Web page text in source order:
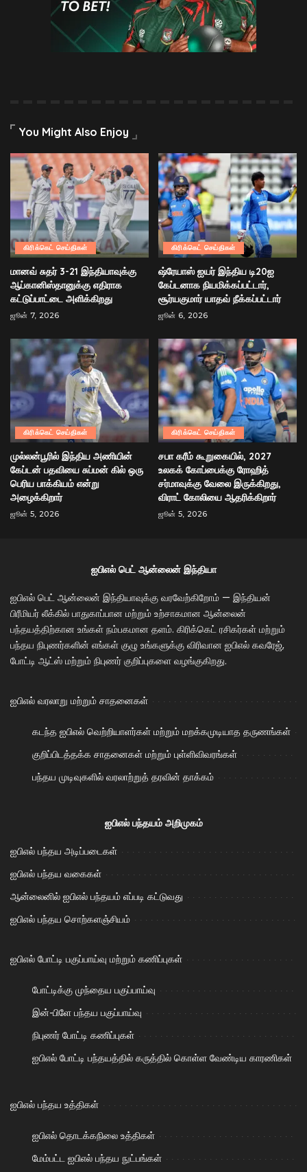
You Might Also Enjoy
கிரிக்கெட் செய்திகள்
மானவ் சுதர் 3-21 இந்தியாவுக்கு
ஆப்கானிஸ்தானுக்கு எதிராக
கட்டுப்பாட்டை அளிக்கிறது
ஜூன் 7, 2026
கிரிக்கெட் செய்திகள்
ஷ்ரேயாஸ் ஐயர் இந்திய டி20ஐ
கேப்டனாக நியமிக்கப்பட்டார்,
சூர்யகுமார் யாதவ் நீக்கப்பட்டார்
ஜூன் 6, 2026
கிரிக்கெட் செய்திகள்
முல்லன்பூரில் இந்திய அணியின்
கேப்டன் பதவியை சுப்மன் கில் ஒரு
பெரிய பாக்கியம் என்று
அழைக்கிறார்
ஜூன் 5, 2026
கிரிக்கெட் செய்திகள்
சபா கரீம் கூறுகையில், 2027
உலகக் கோப்பைக்கு ரோஹித்
சர்மாவுக்கு வேலை இருக்கிறது,
விராட் கோலியை ஆதரிக்கிறார்
ஜூன் 5, 2026
ஐபிஎல் பெட் ஆன்லைன் இந்தியா
ஐபிஎல் பெட் ஆன்லைன் இந்தியாவுக்கு வரவேற்கிறோம் — இந்தியன்
பிரீமியர் லீக்கில் பாதுகாப்பான மற்றும் உற்சாகமான ஆன்லைன்
பந்தயத்திற்கான உங்கள் நம்பகமான தளம். கிரிக்கெட் ரசிகர்கள் மற்றும்
பந்தய நிபுணர்களின் எங்கள் குழு உங்களுக்கு விரிவான ஐபிஎல் கவரேஜ்,
போட்டி ஆட்ஸ் மற்றும் நிபுணர் குறிப்புகளை வழங்குகிறது.
ஐபிஎல் வரலாறு மற்றும் சாதனைகள்
கடந்த ஐபிஎல் வெற்றியாளர்கள் மற்றும் மறக்கமுடியாத தருணங்கள்
குறிப்பிடத்தக்க சாதனைகள் மற்றும் புள்ளிவிவரங்கள்
பந்தய முடிவுகளில் வரலாற்றுத் தரவின் தாக்கம்
ஐபிஎல் பந்தயம் அறிமுகம்
ஐபிஎல் பந்தய அடிப்படைகள்
ஐபிஎல் பந்தய வகைகள்
ஆன்லைனில் ஐபிஎல் பந்தயம் எப்படி கட்டுவது
ஐபிஎல் பந்தய சொற்களஞ்சியம்
ஐபிஎல் போட்டி பகுப்பாய்வு மற்றும் கணிப்புகள்
போட்டிக்கு முந்தைய பகுப்பாய்வு
இன்-பிளே பந்தய பகுப்பாய்வு
நிபுணர் போட்டி கணிப்புகள்
ஐபிஎல் போட்டி பந்தயத்தில் கருத்தில் கொள்ள வேண்டிய காரணிகள்
ஐபிஎல் பந்தய உத்திகள்
ஐபிஎல் தொடக்கநிலை உத்திகள்
மேம்பட்ட ஐபிஎல் பந்தய நுட்பங்கள்